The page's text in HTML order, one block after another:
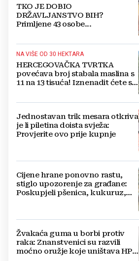
TKO JE DOBIO
DRŽAVLJANSTVO BIH?
Primljene 43 osobe...
NA VIŠE OD 30 HEKTARA
HERCEGOVAČKA TVRTKA
povećava broj stabala maslina s
11 na 13 tisuća! Iznenadit ćete se
Jednostavan trik mesara otkriva
je li piletina doista svježa:
Provjerite ovo prije kupnje
Cijene hrane ponovno rastu,
stiglo upozorenje za građane:
Poskupjeli pšenica, kukuruz,
Žvakaća guma u borbi protiv
raka: Znanstvenici su razvili
moćno oružje koje uništava HPV